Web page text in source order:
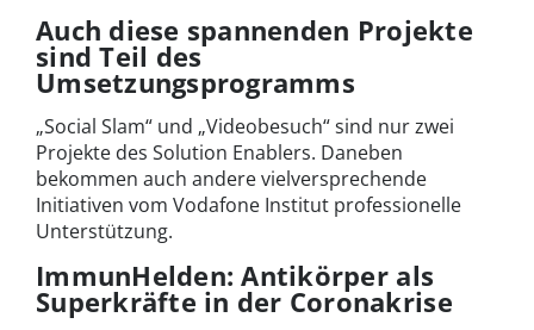
Auch diese spannenden Projekte
sind Teil des
Umsetzungsprogramms
„Social Slam“ und „Videobesuch“ sind nur zwei
Projekte des Solution Enablers. Daneben
bekommen auch andere vielversprechende
Initiativen vom Vodafone Institut professionelle
Unterstützung.
ImmunHelden: Antikörper als
Superkräfte in der Coronakrise